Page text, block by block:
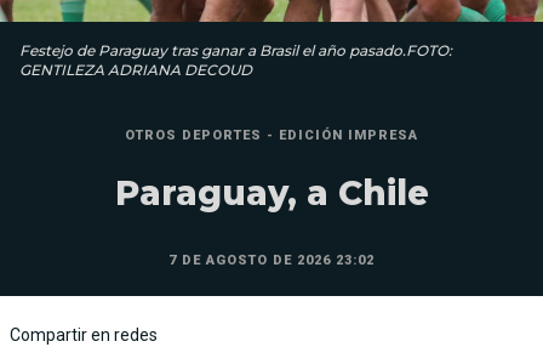
Festejo de Paraguay tras ganar a Brasil el año pasado.FOTO:
GENTILEZA ADRIANA DECOUD
OTROS DEPORTES - EDICIÓN IMPRESA
Paraguay, a Chile
7 DE AGOSTO DE 2026 23:02
Compartir en redes